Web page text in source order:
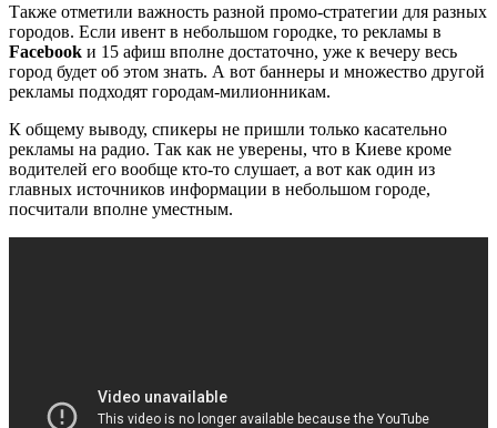
Также отметили важность разной промо-стратегии для разных
городов. Если ивент в небольшом городке, то рекламы в
Facebook и 15 афиш вполне достаточно, уже к вечеру весь
город будет об этом знать. А вот баннеры и множество другой
рекламы подходят городам-милионникам.
К общему выводу, спикеры не пришли только касательно
рекламы на радио. Так как не уверены, что в Киеве кроме
водителей его вообще кто-то слушает, а вот как один из
главных источников информации в небольшом городе,
посчитали вполне уместным.